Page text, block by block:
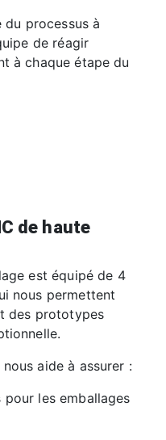
du processus à
de réagir
à chaque étape du
de haute
est équipé de 4
nous permettent
des prototypes
aide à assurer :
les emballages